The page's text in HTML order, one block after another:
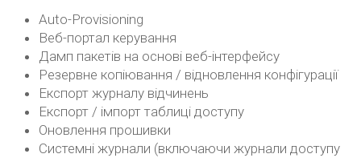
Auto-Provisioning
Веб-портал керування
Дамп пакетів на основі веб-інтерфейсу
Резервне копіювання / відновлення конфігурації
Експорт журналу відчинень
Експорт / імпорт таблиці доступу
Оновлення прошивки
Системні журнали (включаючи журнали доступу